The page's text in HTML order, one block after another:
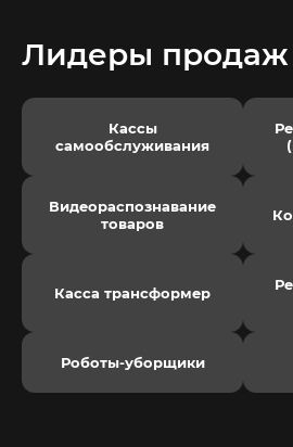
Лидеры продаж
Кассы
самообслуживания
Видеораспознавание
товаров
Касса трансформер
Роботы-уборщики